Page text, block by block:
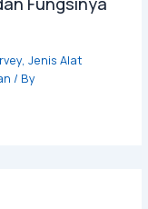
, Jenis Alat
/ By